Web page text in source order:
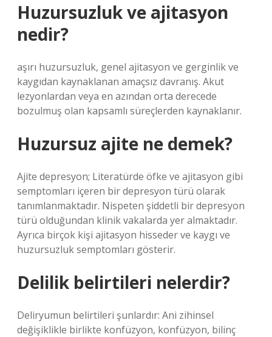
Huzursuzluk ve ajitasyon
nedir?
aşırı huzursuzluk, genel ajitasyon ve gerginlik ve
kaygıdan kaynaklanan amaçsız davranış. Akut
lezyonlardan veya en azından orta derecede
bozulmuş olan kapsamlı süreçlerden kaynaklanır.
Huzursuz ajite ne demek?
Ajite depresyon; Literatürde öfke ve ajitasyon gibi
semptomları içeren bir depresyon türü olarak
tanımlanmaktadır. Nispeten şiddetli bir depresyon
türü olduğundan klinik vakalarda yer almaktadır.
Ayrıca birçok kişi ajitasyon hisseder ve kaygı ve
huzursuzluk semptomları gösterir.
Delilik belirtileri nelerdir?
Deliryumun belirtileri şunlardır: Ani zihinsel
değişiklikle birlikte konfüzyon, konfüzyon, bilinç